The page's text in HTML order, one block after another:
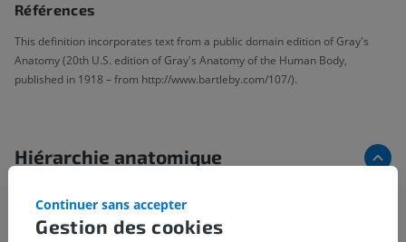
Références
This definition incorporates text from a public domain edition of Gray's
Anatomy (20th U.S. edition of Gray's Anatomy of the Human Body,
published in 1918 – from http://www.bartleby.com/107/).
Hiérarchie anatomique
Anatomie humaine 1
Gestion des cookies
Continuer sans accepter